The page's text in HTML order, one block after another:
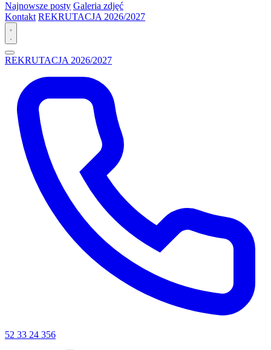
Najnowsze posty Galeria zdjęć
Kontakt REKRUTACJA 2026/2027
REKRUTACJA 2026/2027
52 33 24 356